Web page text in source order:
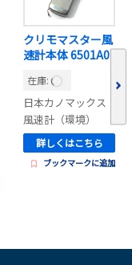
クリモマスター風
速計本体 6501A0
在庫:
日本カノマックス
風速計（環境）
詳しくはこちら
ブックマークに追加